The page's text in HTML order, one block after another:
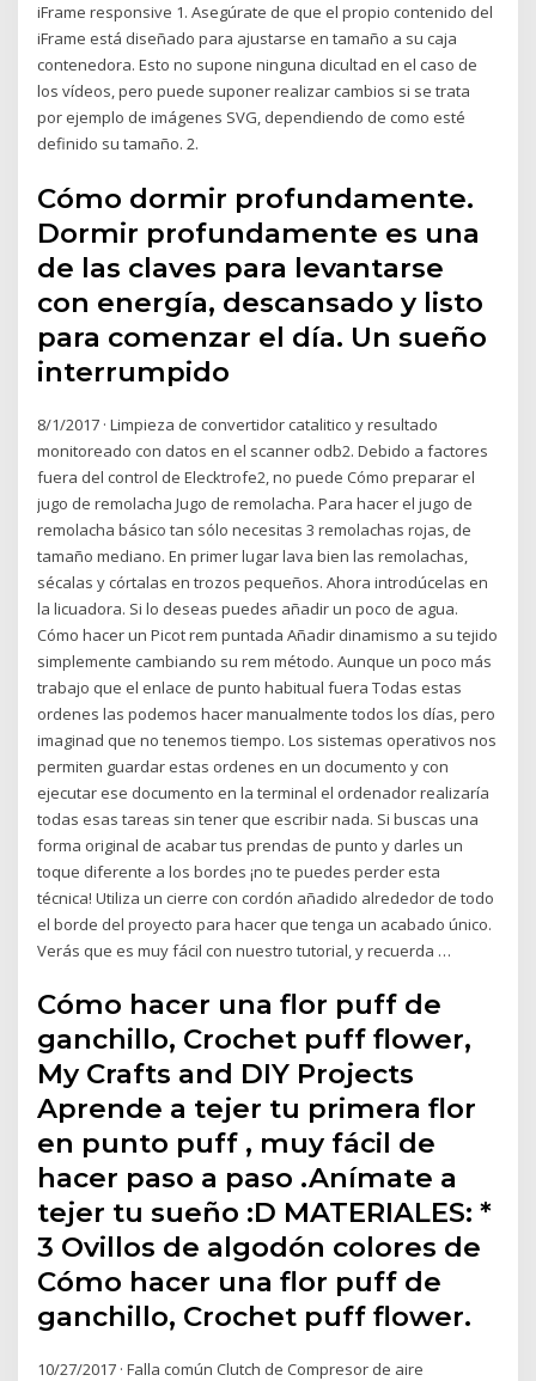
iFrame responsive 1. Asegúrate de que el propio contenido del
iFrame está diseñado para ajustarse en tamaño a su caja
contenedora. Esto no supone ninguna dicultad en el caso de
los vídeos, pero puede suponer realizar cambios si se trata
por ejemplo de imágenes SVG, dependiendo de como esté
definido su tamaño. 2.
Cómo dormir profundamente.
Dormir profundamente es una
de las claves para levantarse
con energía, descansado y listo
para comenzar el día. Un sueño
interrumpido
8/1/2017 · Limpieza de convertidor catalitico y resultado
monitoreado con datos en el scanner odb2. Debido a factores
fuera del control de Elecktrofe2, no puede Cómo preparar el
jugo de remolacha Jugo de remolacha. Para hacer el jugo de
remolacha básico tan sólo necesitas 3 remolachas rojas, de
tamaño mediano. En primer lugar lava bien las remolachas,
sécalas y córtalas en trozos pequeños. Ahora introdúcelas en
la licuadora. Si lo deseas puedes añadir un poco de agua.
Cómo hacer un Picot rem puntada Añadir dinamismo a su tejido
simplemente cambiando su rem método. Aunque un poco más
trabajo que el enlace de punto habitual fuera Todas estas
ordenes las podemos hacer manualmente todos los días, pero
imaginad que no tenemos tiempo. Los sistemas operativos nos
permiten guardar estas ordenes en un documento y con
ejecutar ese documento en la terminal el ordenador realizaría
todas esas tareas sin tener que escribir nada. Si buscas una
forma original de acabar tus prendas de punto y darles un
toque diferente a los bordes ¡no te puedes perder esta
técnica! Utiliza un cierre con cordón añadido alrededor de todo
el borde del proyecto para hacer que tenga un acabado único.
Verás que es muy fácil con nuestro tutorial, y recuerda …
Cómo hacer una flor puff de
ganchillo, Crochet puff flower,
My Crafts and DIY Projects
Aprende a tejer tu primera flor
en punto puff , muy fácil de
hacer paso a paso .Anímate a
tejer tu sueño :D MATERIALES: *
3 Ovillos de algodón colores de
Cómo hacer una flor puff de
ganchillo, Crochet puff flower.
10/27/2017 · Falla común Clutch de Compresor de aire